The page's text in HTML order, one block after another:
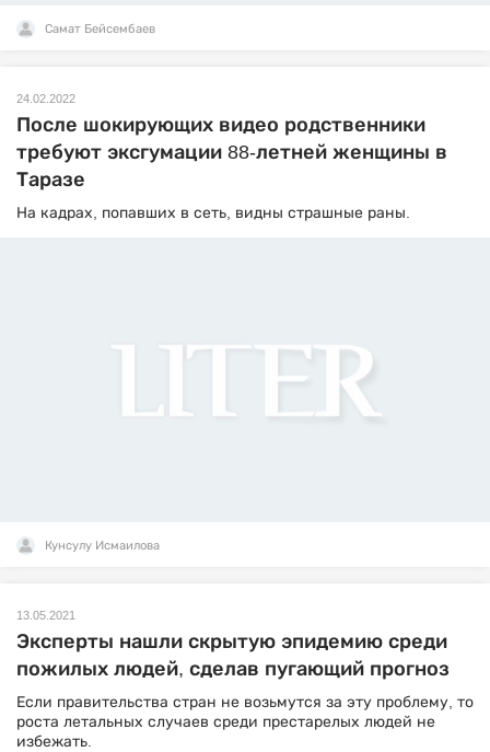
Самат Бейсембаев
24.02.2022
После шокирующих видео родственники
требуют эксгумации 88-летней женщины в
Таразе
На кадрах, попавших в сеть, видны страшные раны.
Кунсулу Исмаилова
13.05.2021
Эксперты нашли скрытую эпидемию среди
пожилых людей, сделав пугающий прогноз
Если правительства стран не возьмутся за эту проблему, то
роста летальных случаев среди престарелых людей не
избежать.